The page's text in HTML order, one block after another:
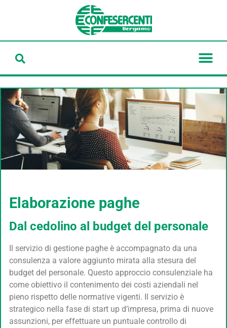
Elaborazione paghe
Dal cedolino al budget del personale
Il servizio di gestione paghe è accompagnato da una
consulenza a valore aggiunto mirata alla stesura del
budget del personale. Questo approccio consulenziale ha
come obiettivo il contenimento dei costi aziendali nel
pieno rispetto delle normative vigenti. Il servizio è
strategico nella fase di start up d’impresa, prima di nuove
assunzioni, per effettuare un puntuale controllo di